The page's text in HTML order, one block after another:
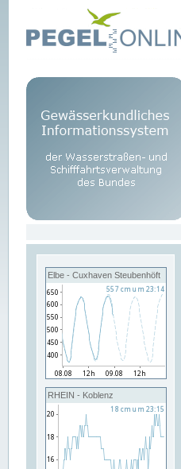
Elbe - Cuxhaven Steubenhöft
RHEIN - Koblenz